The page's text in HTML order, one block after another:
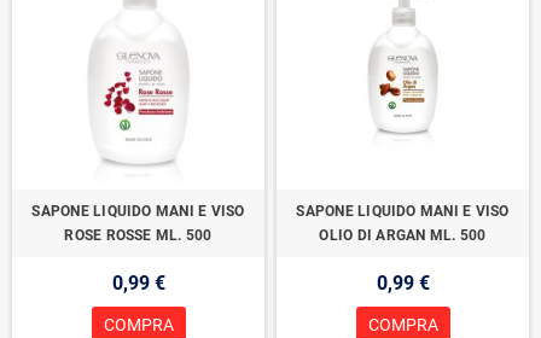
SAPONE LIQUIDO MANI E VISO
ROSE ROSSE ML. 500
0,99 €
COMPRA
SAPONE LIQUIDO MANI E VISO
OLIO DI ARGAN ML. 500
0,99 €
COMPRA